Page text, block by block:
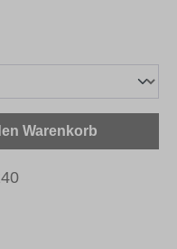
gewünschten
Warenkorb